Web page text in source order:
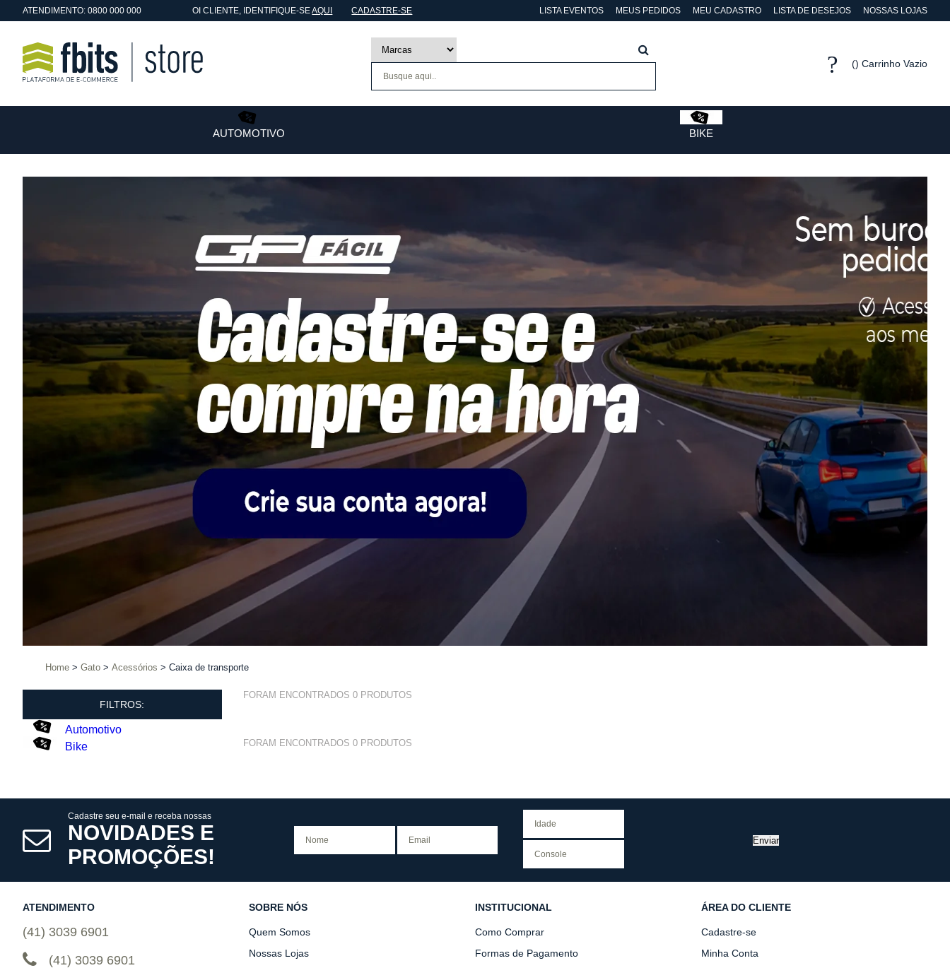
ATENDIMENTO: 0800 000 000 OICLIENTE, IDENTIFIQUE-SEAQUI CADASTRE-SE LISTA EVENTOS MEUS PEDIDOS MEU CADASTRO LISTA DE DESEJOS NOSSAS LOJAS
Carrinho Vazio
AUTOMOTIVO BIKE
Home Gato Acessórios Caixa de transporte
FILTROS:
Automotivo
Bike
FORAM ENCONTRADOS 0PRODUTOS
FORAM ENCONTRADOS 0PRODUTOS
Cadastre seu e-mail e receba nossas
NOVIDADES E
PROMOÇÕES!
Enviar
ATENDIMENTO
(41) 3039 6901
(41) 3039 6901
SOBRE NÓS
Quem Somos
Nossas Lojas
INSTITUCIONAL
Como Comprar
Formas de Pagamento
ÁREA DO CLIENTE
Cadastre-se
Minha Conta